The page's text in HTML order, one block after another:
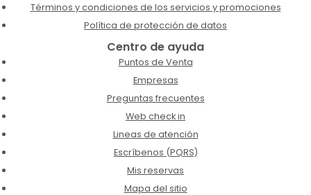
Términos y condiciones de los servicios y promociones
Política de protección de datos
Centro de ayuda
Puntos de Venta
Empresas
Preguntas frecuentes
Web check in
Lineas de atención
Escríbenos (PQRS)
Mis reservas
Mapa del sitio